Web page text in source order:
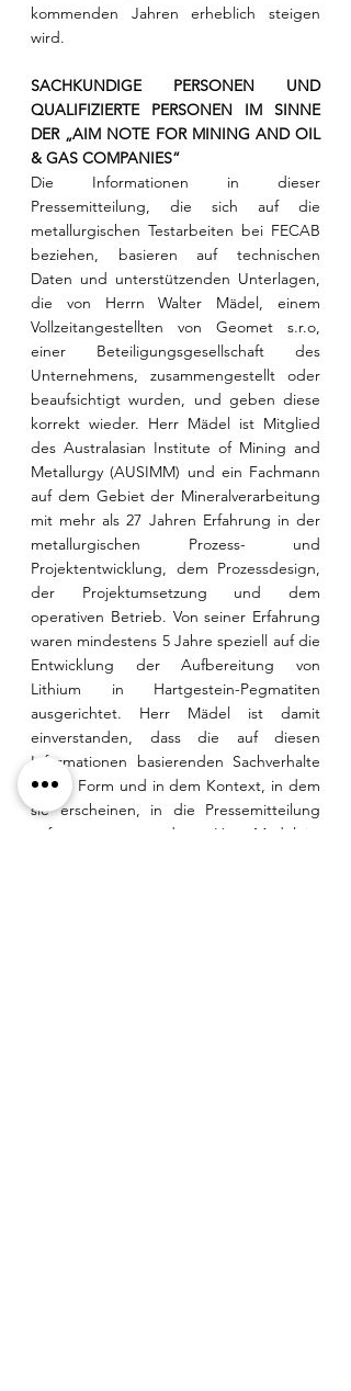
kommenden Jahren erheblich steigen
wird.
SACHKUNDIGE PERSONEN UND
QUALIFIZIERTE PERSONEN IM SINNE
DER „AIM NOTE FOR MINING AND OIL
& GAS COMPANIES“
Die Informationen in dieser
Pressemitteilung, die sich auf die
metallurgischen Testarbeiten bei FECAB
beziehen, basieren auf technischen
Daten und unterstützenden Unterlagen,
die von Herrn Walter Mädel, einem
Vollzeitangestellten von Geomet s.r.o,
einer Beteiligungsgesellschaft des
Unternehmens, zusammengestellt oder
beaufsichtigt wurden, und geben diese
korrekt wieder. Herr Mädel ist Mitglied
des Australasian Institute of Mining and
Metallurgy (AUSIMM) und ein Fachmann
auf dem Gebiet der Mineralverarbeitung
mit mehr als 27 Jahren Erfahrung in der
metallurgischen Prozess- und
Projektentwicklung, dem Prozessdesign,
der Projektumsetzung und dem
operativen Betrieb. Von seiner Erfahrung
waren mindestens 5 Jahre speziell auf die
Entwicklung der Aufbereitung von
Lithium in Hartgestein-Pegmatiten
ausgerichtet. Herr Mädel ist damit
einverstanden, dass die auf diesen
Informationen basierenden Sachverhalte
in der Form und in dem Kontext, in dem
sie erscheinen, in die Pressemitteilung
aufgenommen werden.  Herr Mädel ist